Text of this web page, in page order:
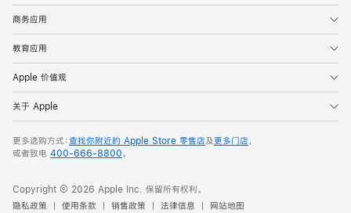
享
组
在
通
话
商务应用
教育应用
Apple 价值观
关于 Apple
更多选购方式：查找你附近的 Apple Store 零售店及更多门店，
或者致电 400-666-8800。
Copyright © 2026 Apple Inc. 保留所有权利。
隐私政策
使用条款 销售政策 法律信息 网站地图